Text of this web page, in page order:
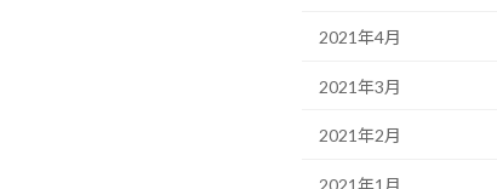
2021年4月
2021年3月
2021年2月
2021年1月